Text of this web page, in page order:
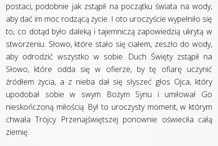
postaci, podobnie jak zstąpił na początku świata na wody,
aby dać im moc rodzącą życie. I oto uroczyście wypełniło się
to, co dotąd było daleką i tajemniczą zapowiedzią ukrytą w
stworzeniu: Słowo, które stało się ciałem, zeszło do wody,
aby odrodzić wszystko w sobie. Duch Święty zstąpił na
Słowo, które odda się w ofierze, by tę ofiarę uczynić
źródłem życia, a z nieba dał się słyszeć głos Ojca, który
upodobał sobie w swym Bożym Synu i umiłował Go
nieskończoną miłością. Był to uroczysty moment, w którym
chwała Trójcy Przenajświętszej ponownie oświeciła całą
ziemię.